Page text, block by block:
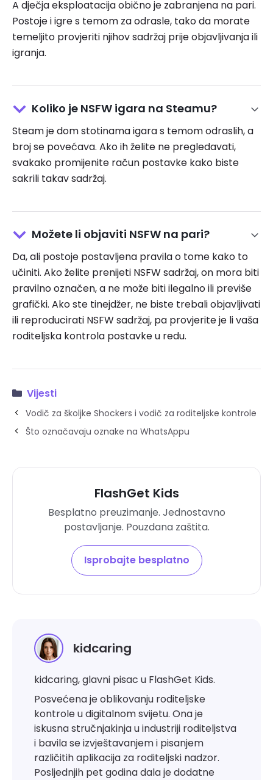
A dječja eksploatacija obično je zabranjena na pari.
Postoje i igre s temom za odrasle, tako da morate
temeljito provjeriti njihov sadržaj prije objavljivanja ili
igranja.
Koliko je NSFW igara na Steamu?
Steam je dom stotinama igara s temom odraslih, a
broj se povećava. Ako ih želite ne pregledavati,
svakako promijenite račun postavke kako biste
sakrili takav sadržaj.
Možete li objaviti NSFW na pari?
Da, ali postoje postavljena pravila o tome kako to
učiniti. Ako želite prenijeti NSFW sadržaj, on mora biti
pravilno označen, a ne može biti ilegalno ili previše
grafički. Ako ste tinejdžer, ne biste trebali objavljivati
​​ili reproducirati NSFW sadržaj, pa provjerite je li vaša
roditeljska kontrola postavke u redu.
Vijesti
Vodič za školjke Shockers i vodič za roditeljske kontrole
Što označavaju oznake na WhatsAppu
FlashGet Kids
Besplatno preuzimanje. Jednostavno
postavljanje. Pouzdana zaštita.
Isprobajte besplatno
kidcaring
kidcaring, glavni pisac u FlashGet Kids.
Posvećena je oblikovanju roditeljske
kontrole u digitalnom svijetu. Ona je
iskusna stručnjakinja u industriji roditeljstva
i bavila se izvještavanjem i pisanjem
različitih aplikacija za roditeljski nadzor.
Posljednjih pet godina dala je dodatne